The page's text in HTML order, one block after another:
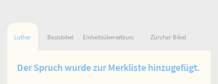
Luther Basisbibel Einheitsübersetzung Zürcher Bibel
Der Spruch wurde zur Merkliste hinzugefügt.